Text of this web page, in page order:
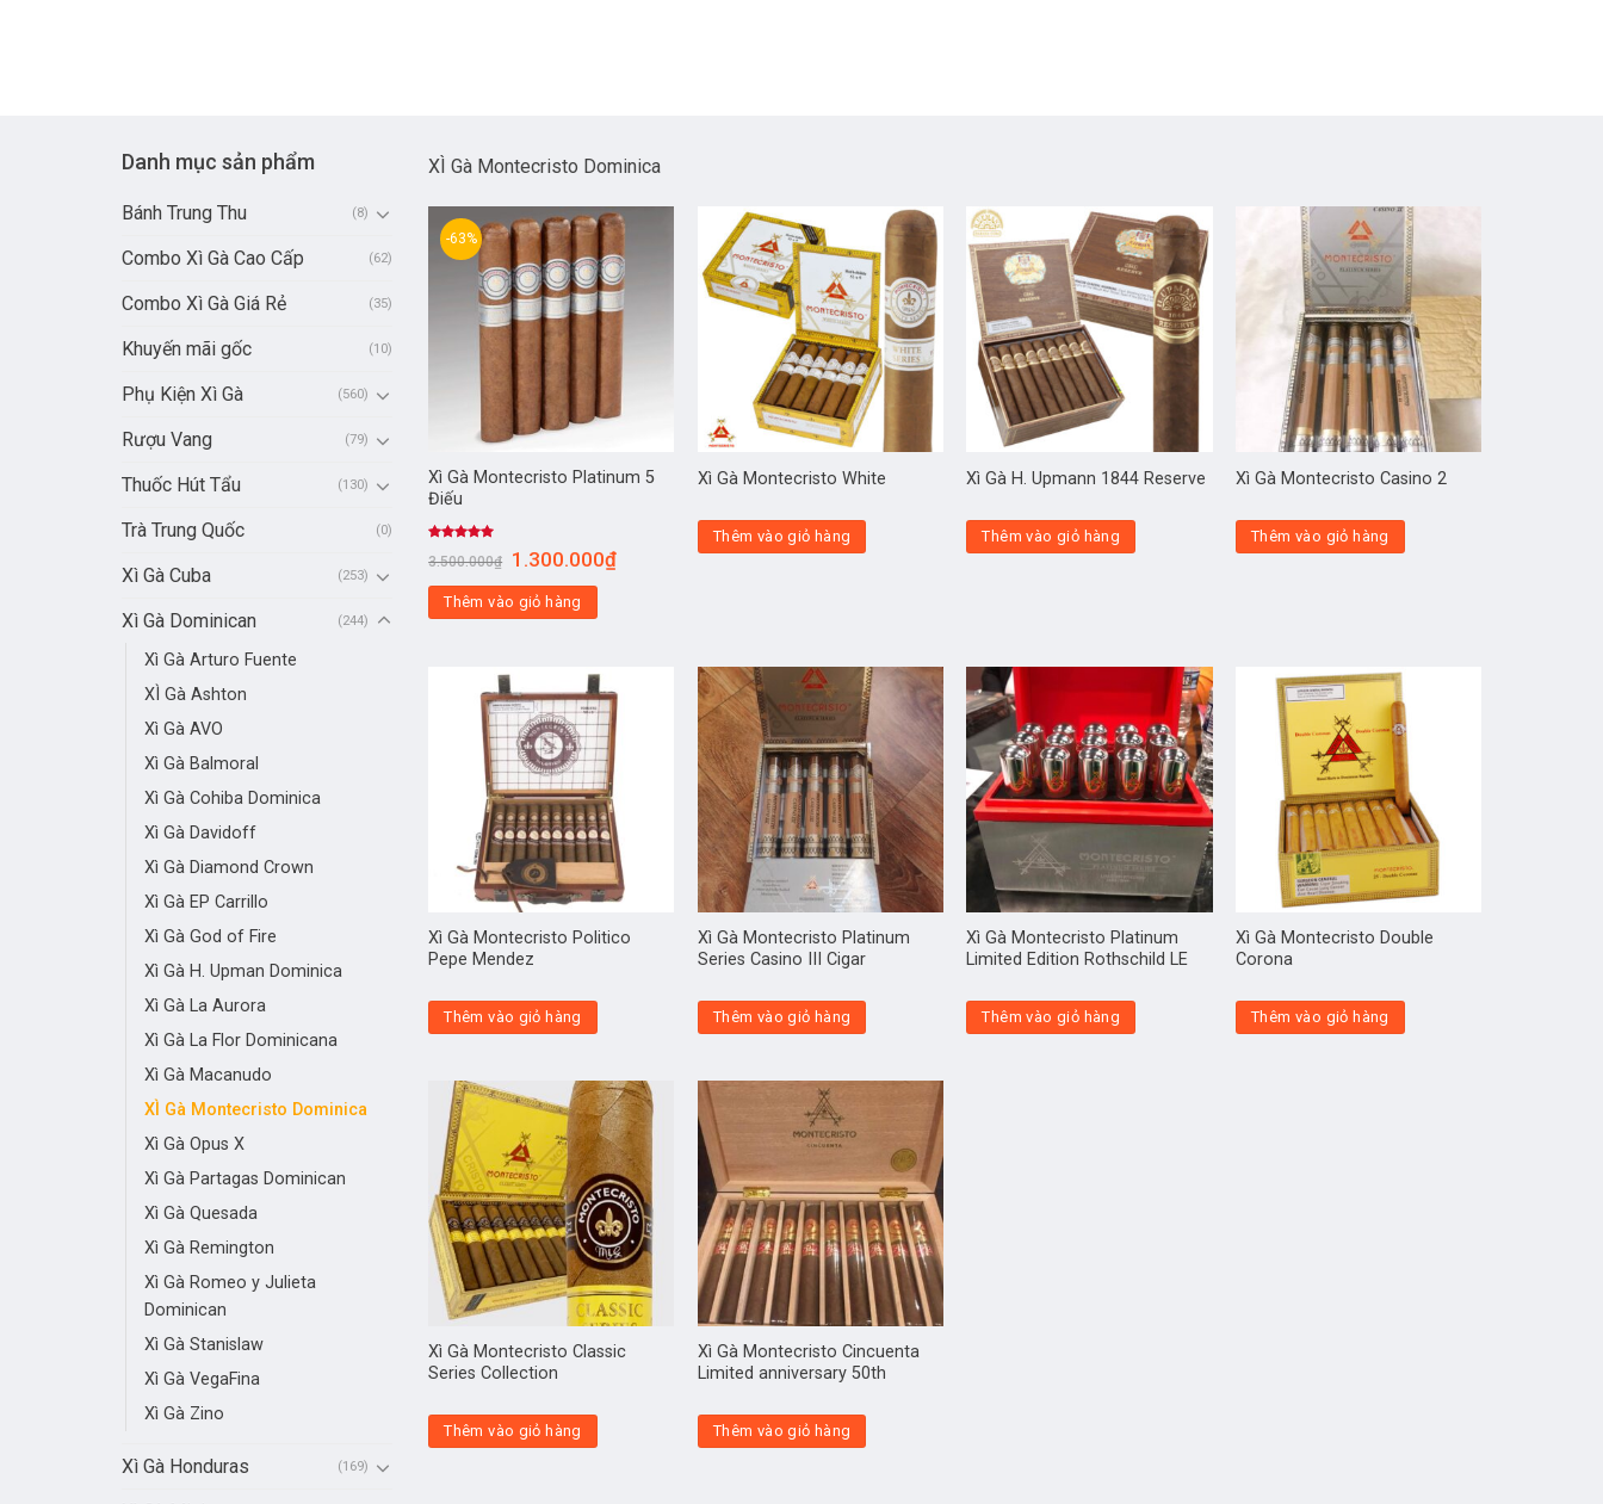
Danh mục sản phẩm
Bánh Trung Thu (8)
Combo Xì Gà Cao Cấp (62)
Combo Xì Gà Giá Rẻ (35)
Khuyến mãi gốc (10)
Phụ Kiện Xì Gà (560)
Rượu Vang (79)
Thuốc Hút Tẩu (130)
Trà Trung Quốc (0)
Xì Gà Cuba (253)
Xì Gà Dominican (244)
Xì Gà Arturo Fuente
XÌ Gà Ashton
Xì Gà AVO
Xì Gà Balmoral
Xì Gà Cohiba Dominica
Xì Gà Davidoff
Xì Gà Diamond Crown
Xì Gà EP Carrillo
Xì Gà God of Fire
Xì Gà H. Upman Dominica
Xì Gà La Aurora
Xì Gà La Flor Dominicana
Xì Gà Macanudo
XÌ Gà Montecristo Dominica
Xì Gà Opus X
Xì Gà Partagas Dominican
Xì Gà Quesada
Xì Gà Remington
Xì Gà Romeo y Julieta
Dominican
Xì Gà Stanislaw
Xì Gà VegaFina
Xì Gà Zino
Xì Gà Honduras (169)
XÌ Gà Montecristo Dominica
-63%
Xì Gà Montecristo Platinum 5
Điếu
hạng5.00
3.500.000₫ 1.300.000₫
Thêm vào giỏ hàng
Xì Gà Montecristo White
Thêm vào giỏ hàng
Xì Gà H. Upmann 1844 Reserve
Thêm vào giỏ hàng
Xì Gà Montecristo Casino 2
Thêm vào giỏ hàng
Xì Gà Montecristo Politico
Pepe Mendez
Thêm vào giỏ hàng
Xì Gà Montecristo Platinum
Series Casino III Cigar
Thêm vào giỏ hàng
Xì Gà Montecristo Platinum
Limited Edition Rothschild LE
Thêm vào giỏ hàng
Xì Gà Montecristo Double
Corona
Thêm vào giỏ hàng
Xì Gà Montecristo Classic
Series Collection
Thêm vào giỏ hàng
Xì Gà Montecristo Cincuenta
Limited anniversary 50th
Thêm vào giỏ hàng